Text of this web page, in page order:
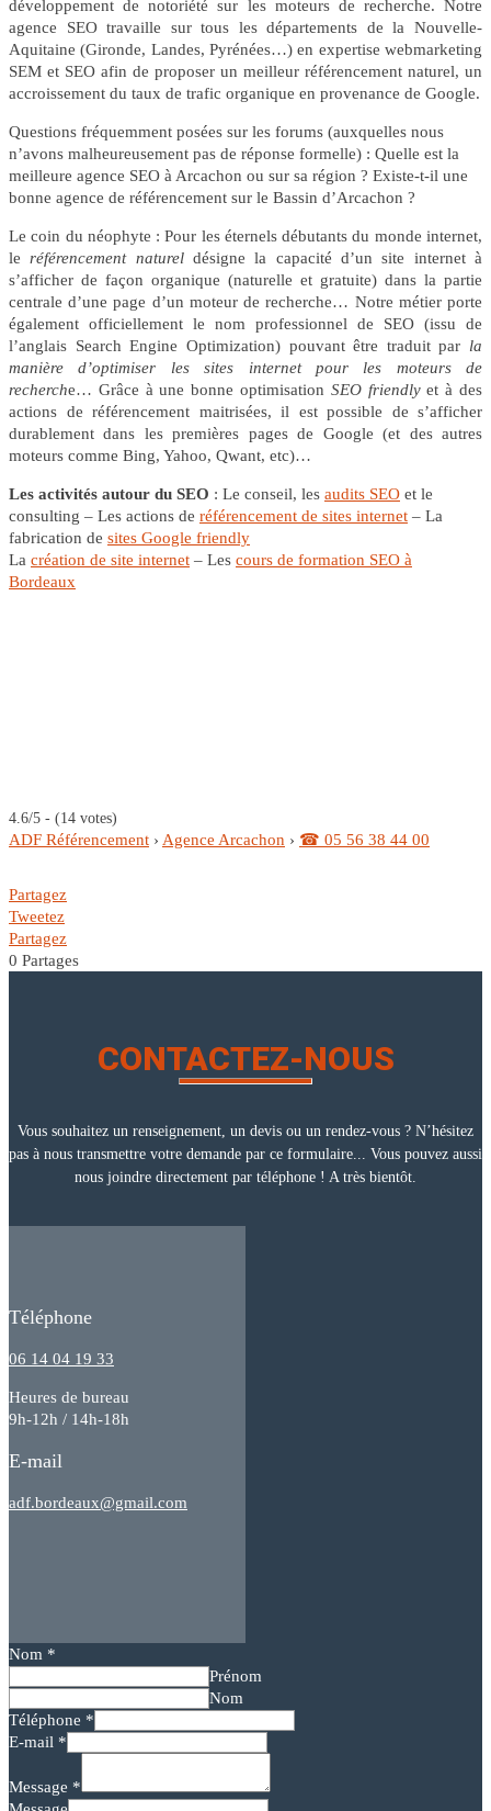
développement de notoriété sur les moteurs de recherche. Notre
agence SEO travaille sur tous les départements de la Nouvelle-
Aquitaine (Gironde, Landes, Pyrénées…) en expertise webmarketing
SEM et SEO afin de proposer un meilleur référencement naturel, un
accroissement du taux de trafic organique en provenance de Google.
Questions fréquemment posées sur les forums (auxquelles nous
n’avons malheureusement pas de réponse formelle) : Quelle est la
meilleure agence SEO à Arcachon ou sur sa région ? Existe-t-il une
bonne agence de référencement sur le Bassin d’Arcachon ?
Le coin du néophyte : Pour les éternels débutants du monde internet,
leréférencement natureldésigne la capacité d’un site internet à
s’afficher de façon organique (naturelle et gratuite) dans la partie
centrale d’une page d’un moteur de recherche… Notre métier porte
également officiellement le nom professionnel de SEO (issu de
l’anglais Search Engine Optimization) pouvant être traduit par la
manière d’optimiser les sites internet pour les moteurs de
recherche… Grâce à une bonne optimisation SEO friendlyet à des
actions de référencement maitrisées, il est possible de s’afficher
durablement dans les premières pages de Google (et des autres
moteurs comme Bing, Yahoo, Qwant, etc)…
Les activités autour du SEO : Le conseil, les audits SEO et le
consulting – Les actions de référencement de sites internet – La
fabrication de sites Google friendly
La création de site internet – Les cours de formation SEO à
Bordeaux
4.6/5 - (14 votes)
ADF Référencement › Agence Arcachon › ☎ 05 56 38 44 00
Partagez
Tweetez
Partagez
0 Partages
CONTACTEZ-NOUS
Vous souhaitez un renseignement, un devis ou un rendez-vous ? N’hésitez
pas à nous transmettre votre demande par ce formulaire... Vous pouvez aussi
nous joindre directement par téléphone ! A très bientôt.
Téléphone
06 14 04 19 33
Heures de bureau
9h-12h / 14h-18h
E-mail
adf.bordeaux@gmail.com
Nom *
Prénom
Nom
Téléphone *
E-mail *
Message *